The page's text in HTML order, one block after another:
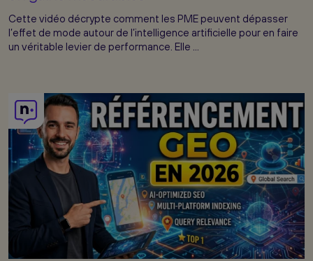
Cette vidéo décrypte comment les PME peuvent dépasser
l’effet de mode autour de l’intelligence artificielle pour en faire
un véritable levier de performance. Elle ...